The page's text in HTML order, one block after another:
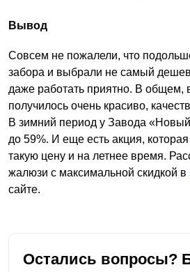
Вывод
Совсем не пожалели, что
забора и выбрали не самый
даже работать приятно. В общем,
получилось очень красиво,
В зимний период у Завода
до 59%. И еще есть акция,
такую цену и на летнее время.
жалюзи с максимальной скидкой в
сайте.
Остались вопросы?